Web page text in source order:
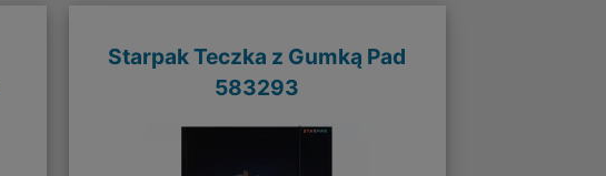
Starpak Teczka z Gumką Pad
583293